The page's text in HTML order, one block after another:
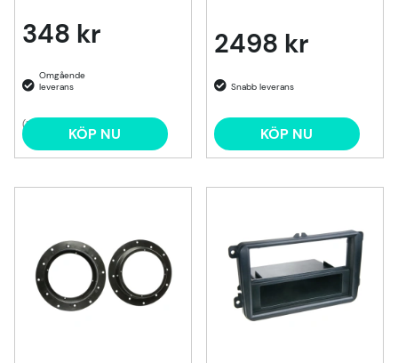
348 kr
(1) KÖP NU
2498 kr
KÖP NU